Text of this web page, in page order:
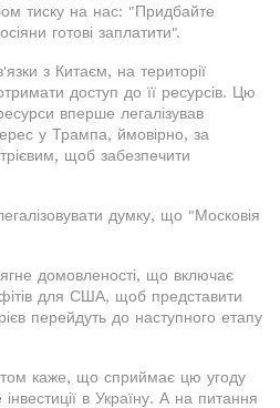
тиску на нас: "Придбайте
готові заплатити".
з Китаєм, на території
доступ до її ресурсів. Цю
вперше легалізував
у Трампа, ймовірно, за
щоб забезпечити
думку, що "Московія
домовленості, що включає
для США, щоб представити
перейдуть до наступного етапу
каже, що сприймає цю угоду
в Україну. А на питання